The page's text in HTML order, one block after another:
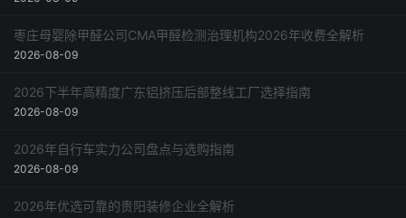
枣庄母婴除甲醛公司CMA甲醛检测治理机构2026年收费全解析
2026-08-09
2026下半年高精度广东铝挤压后部整线工厂选择指南
2026-08-09
2026年自行车实力公司盘点与选购指南
2026-08-09
2026年优选可靠的贵阳装修企业全解析